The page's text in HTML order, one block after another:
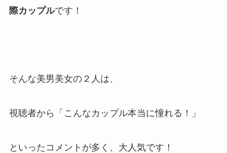
際カップルです！
そんな美男美女の２人は、
視聴者から「こんなカップル本当に憧れる！」
といったコメントが多く、大人気です！